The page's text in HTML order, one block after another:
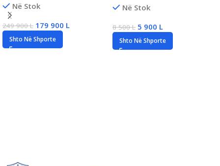
32GB DDR5, 1TB SSD NVMe,
NVIDIA RTX 5070/12GB,
New
Në Stok
249 900L 179 900 L
Shto Në Shporte
Click, Bluetooth & Logi Bolt,
Në Stok
8 500L 5 900 L
Shto Në Shporte